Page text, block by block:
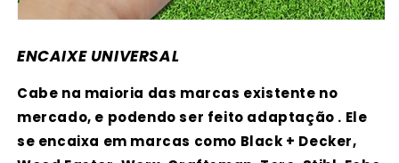
ENCAIXE UNIVERSAL
Cabe na maioria das marcas existente no
mercado, e podendo ser feito adaptação . Ele
se encaixa em marcas como Black + Decker,